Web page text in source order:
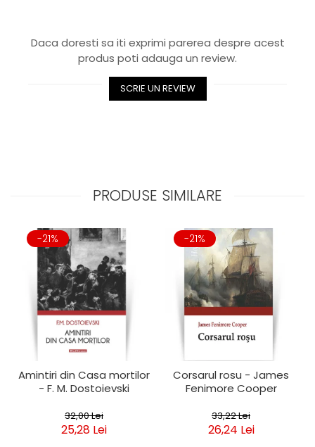
Daca doresti sa iti exprimi parerea despre acest
produs poti adauga un review.
SCRIE UN REVIEW
PRODUSE SIMILARE
-21%
Amintiri din Casa mortilor
- F. M. Dostoievski
32,00 Lei
25,28 Lei
-21%
Corsarul rosu - James
Fenimore Cooper
33,22 Lei
26,24 Lei